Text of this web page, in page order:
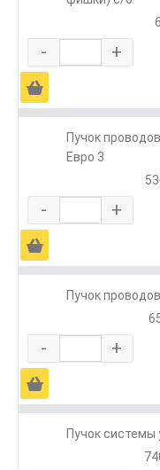
- +
Ä
Пучок
Евро 3
- +
Ä
Пучок
- +
Ä
Пучок